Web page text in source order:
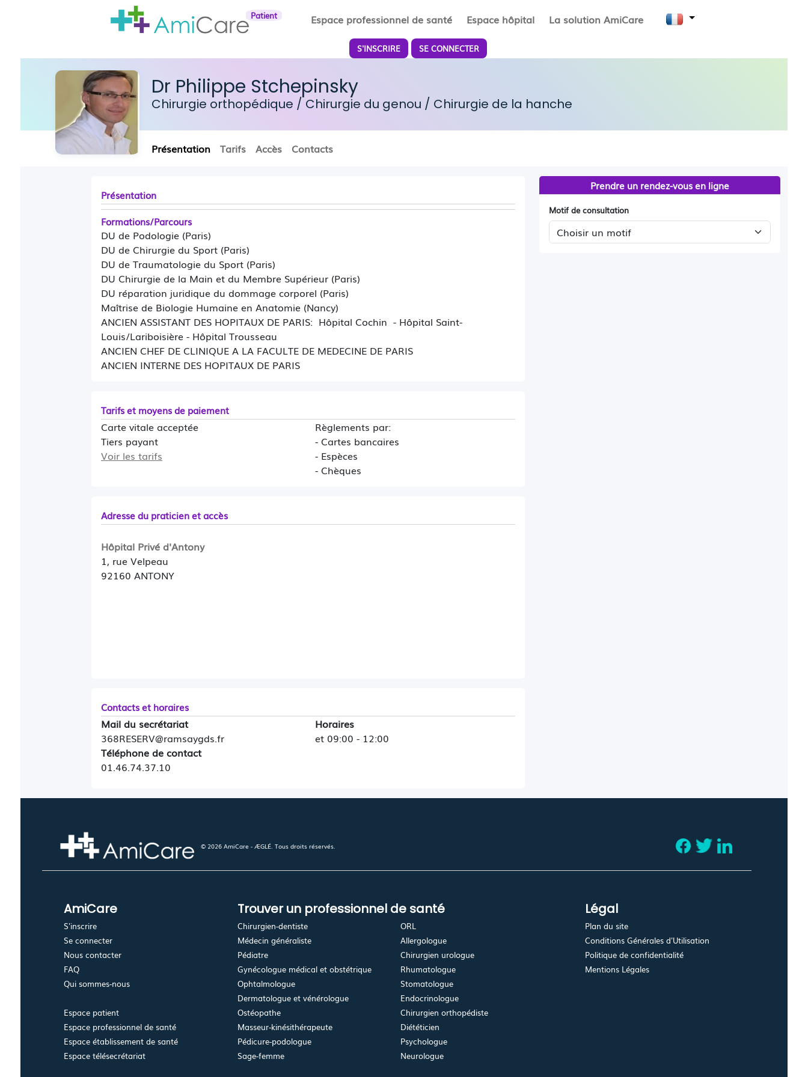
Patient Espace professionnel de santé Espace hôpital La solution AmiCare
S'INSCRIRE SE CONNECTER
Dr Philippe Stchepinsky
Chirurgie orthopédique / Chirurgie du genou / Chirurgie de la hanche
Présentation Tarifs Accès Contacts
Présentation
Formations/Parcours
DU de Podologie (Paris)
DU de Chirurgie du Sport (Paris)
DU de Traumatologie du Sport (Paris)
DU Chirurgie de la Main et du Membre Supérieur (Paris)
DU réparation juridique du dommage corporel (Paris)
Maîtrise de Biologie Humaine en Anatomie (Nancy)
ANCIEN ASSISTANT DES HOPITAUX DE PARIS: Hôpital Cochin - Hôpital Saint-
Louis/Lariboisière - Hôpital Trousseau
ANCIEN CHEF DE CLINIQUE A LA FACULTE DE MEDECINE DE PARIS
ANCIEN INTERNE DES HOPITAUX DE PARIS
Tarifs et moyens de paiement
Carte vitale acceptée
Tiers payant
Voir les tarifs
Règlements par:
- Cartes bancaires
- Espèces
- Chèques
Adresse du praticien et accès
Hôpital Privé d'Antony
1, rue Velpeau
92160 ANTONY
Contacts et horaires
Mail du secrétariat
368RESERV@ramsaygds.fr
Téléphone de contact
01.46.74.37.10
Horaires
et 09:00 - 12:00
Prendre un rendez-vous en ligne
Motif de consultation
© 2026 AmiCare - ÆGLÉ. Tous droits réservés.
AmiCare
S'inscrire
Se connecter
Nous contacter
FAQ
Qui sommes-nous
Espace patient
Espace professionnel de santé
Espace établissement de santé
Espace télésecrétariat
Trouver un professionnel de santé
Chirurgien-dentiste
Médecin généraliste
Pédiatre
Gynécologue médical et obstétrique
Ophtalmologue
Dermatologue et vénérologue
Ostéopathe
Masseur-kinésithérapeute
Pédicure-podologue
Sage-femme
ORL
Allergologue
Chirurgien urologue
Rhumatologue
Stomatologue
Endocrinologue
Chirurgien orthopédiste
Diététicien
Psychologue
Neurologue
Légal
Plan du site
Conditions Générales d'Utilisation
Politique de confidentialité
Mentions Légales